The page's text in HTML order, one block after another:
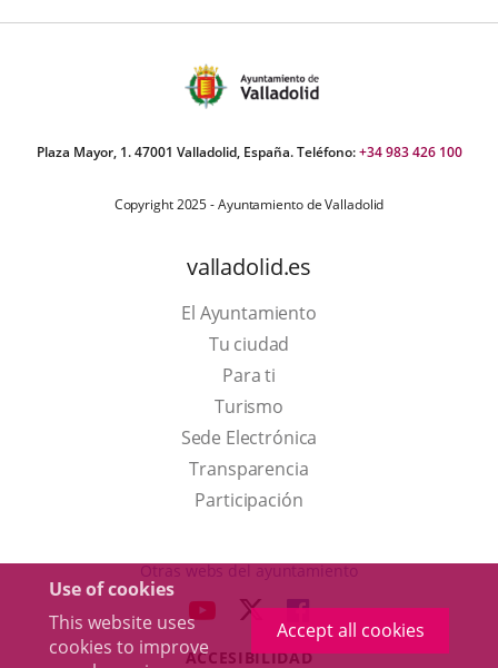
Use of cookies
This website uses
cookies to improve
Accept all cookies
Plaza Mayor, 1. 47001 Valladolid, España. Teléfono:+34 983 426 100
Copyright 2025 - Ayuntamiento de Valladolid
valladolid.es
El Ayuntamiento
Tu ciudad
Para ti
TurismoThis
link
will
open
a
up
window.
Sede Electrónica
Transparencia
Participación
Otras webs del ayuntamiento
LINK LINK
TO
LINK
TO
ACCESIBILIDAD